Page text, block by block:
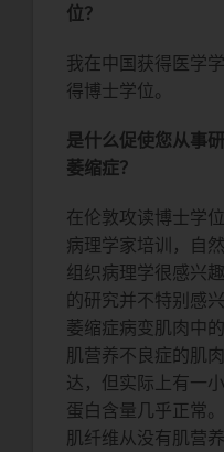
位？
我在中国获得医学
得博士学位。
是什么促使您从事
萎缩症？
在伦敦攻读博士学
病理学家培训，自
组织病理学很感兴
的研究并不特别感
萎缩症病变肌肉中
肌营养不良症的肌
达，但实际上有一
蛋白含量几乎正常
肌纤维从没有肌营